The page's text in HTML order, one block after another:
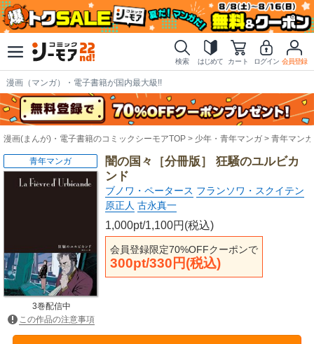
検索 はじめて カート ログイン 会員登録
漫画（マンガ）・電子書籍が国内最大級!!
漫画(まんが)・電子書籍のコミックシーモアTOP 少年・青年マンガ 青年マンガ
闇の国々［分冊版］ 狂騒のユルビカ
ンド
ブノワ・ペータース フランソワ・スクイテン
原正人 古永真一
1,000pt/1,100円(税込)
会員登録限定70%OFFクーポンで
300pt/330円(税込)
青年マンガ
3巻配信中
この作品の注意事項